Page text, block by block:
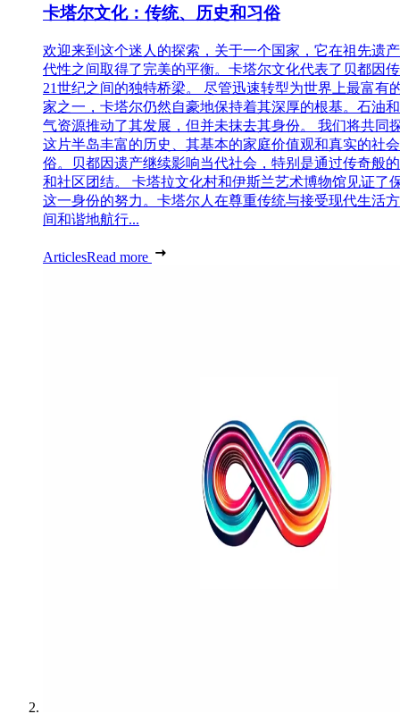
卡塔尔文化：传统、历史和习俗
欢迎来到这个迷人的探索，关于一个国家，它在祖先遗
代性之间取得了完美的平衡。卡塔尔文化代表了贝都因
21世纪之间的独特桥梁。 尽管迅速转型为世界上最富有
家之一，卡塔尔仍然自豪地保持着其深厚的根基。石油
气资源推动了其发展，但并未抹去其身份。 我们将共同
这片半岛丰富的历史、其基本的家庭价值观和真实的社
俗。贝都因遗产继续影响当代社会，特别是通过传奇般
和社区团结。 卡塔拉文化村和伊斯兰艺术博物馆见证了
这一身份的努力。卡塔尔人在尊重传统与接受现代生活
间和谐地航行...
ArticlesRead more